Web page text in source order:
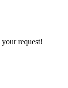
your request!